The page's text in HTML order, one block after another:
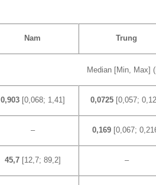
Nam Trung
Median [Min, Max]
0,903[0,068; 1,41] 0,0725[0,057;
– 0,169 [0,067;
45,7[12,7; 89,2] –